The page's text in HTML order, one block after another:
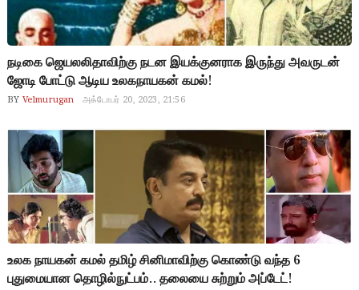
நடிகை ஜெயலலிதாவிற்கு நடன இயக்குனராக இருந்து அவருடன்
ஜோடி போட்டு ஆடிய உலகநாயகன் கமல்!
BY Velmurugan அக்டோபர் 20, 2023, 21:56
உலக நாயகன் கமல் தமிழ் சினிமாவிற்கு கொண்டு வந்த 6
புதுமையான தொழில்நுட்பம்.. தலையை சுற்றும் அப்டேட்!